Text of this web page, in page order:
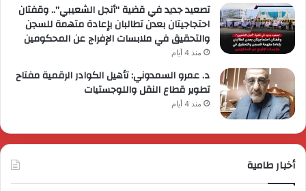
تصعيد جديد في قضية “أنجل الشعيبي”.. وقفتان
احتجاجيتان بعدن تطالبان بإعادة متهمة للسجن
والتحقيق في ملابسات الإفراج عن المحكومين
منذ 4 أيام
د. عمرو السمدوني: تأهيل الكوادر الرقمية مفتاح
تطوير قطاع النقل واللوجستيات
منذ 4 أيام
أخبار طامية